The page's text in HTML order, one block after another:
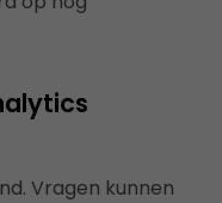
Vragen kunnen